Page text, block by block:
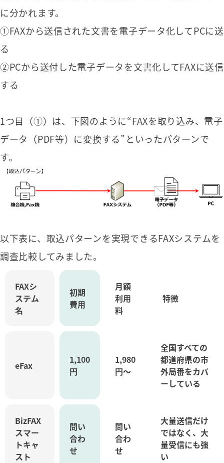
に分かれます。
①FAXから送信された文書を電子データ化してPCに送
る
②PCから送付した電子データを文書化してFAXに送信
する
1つ目（①）は、下図のように“FAXを取り込み、電子
データ（PDF等）に変換する”といったパターンで
す。
以下表に、取込パターンを実現できるFAXシステムを
調査比較してみました。
FAXシ
ステム
名
初期
費用
月額
利用
料
特徴
eFax
1,100
円
1,980
円～
全国すべての
都道府県の市
外局番をカバ
ーしている
BizFAX
スマー
トキャ
スト
問い
合わ
せ
問い
合わ
せ
大量送信だけ
ではなく、大
量受信にも強
い